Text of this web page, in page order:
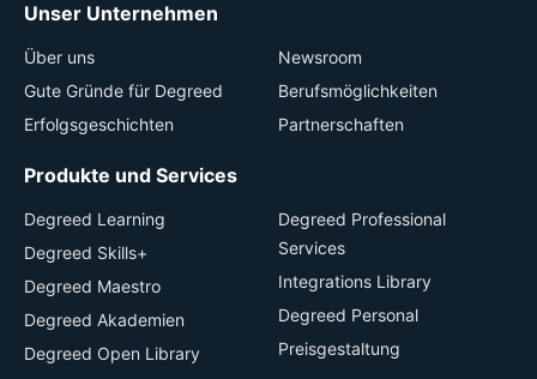
Unser Unternehmen
Über uns
Gute Gründe für Degreed
Erfolgsgeschichten
Newsroom
Berufsmöglichkeiten
Partnerschaften
Produkte und Services
Degreed Learning
Degreed Skills+
Degreed Maestro
Degreed Akademien
Degreed Open Library
Degreed Professional
Services
Integrations Library
Degreed Personal
Preisgestaltung